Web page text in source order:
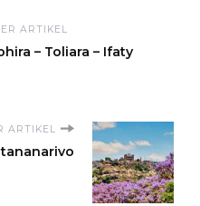
ARTIKEL
– Toliara – Ifaty
ARTIKEL